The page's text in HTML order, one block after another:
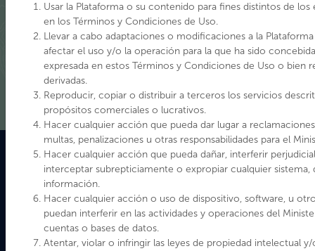
lineamientos estratégicos entregados por el Sistema Nacional
de Información Territorial, SNIT – IDE Chile y coordinada por
el departamento de Gestión Patrimonial y Territorio.
Ver Mas
Usar la Plataforma o su contenido para fines distintos de los
en los Términos y Condiciones de Uso.
Llevar a cabo adaptaciones o modificaciones a la
afectar el uso y/o la operación para la que ha sido
expresada en estos Términos y Condiciones de Uso o bien
derivadas.
Reproducir, copiar o distribuir a terceros los servicios
propósitos comerciales o lucrativos.
Hacer cualquier acción que pueda dar lugar a
multas, penalizaciones u otras responsabilidades para el
Hacer cualquier acción que pueda dañar, interferir
interceptar subrepticiamente o expropiar cualquier sistema,
información.
Hacer cualquier acción o uso de dispositivo, software, u
puedan interferir en las actividades y operaciones del
cuentas o bases de datos.
Atentar, violar o infringir las leyes de propiedad intelectual y/